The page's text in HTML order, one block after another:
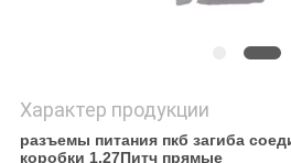
Характер продукции
разъемы питания пкб загиба
коробки 1.27Питч прямые